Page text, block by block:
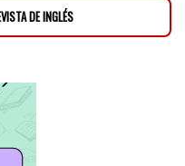
DE INGLÉS